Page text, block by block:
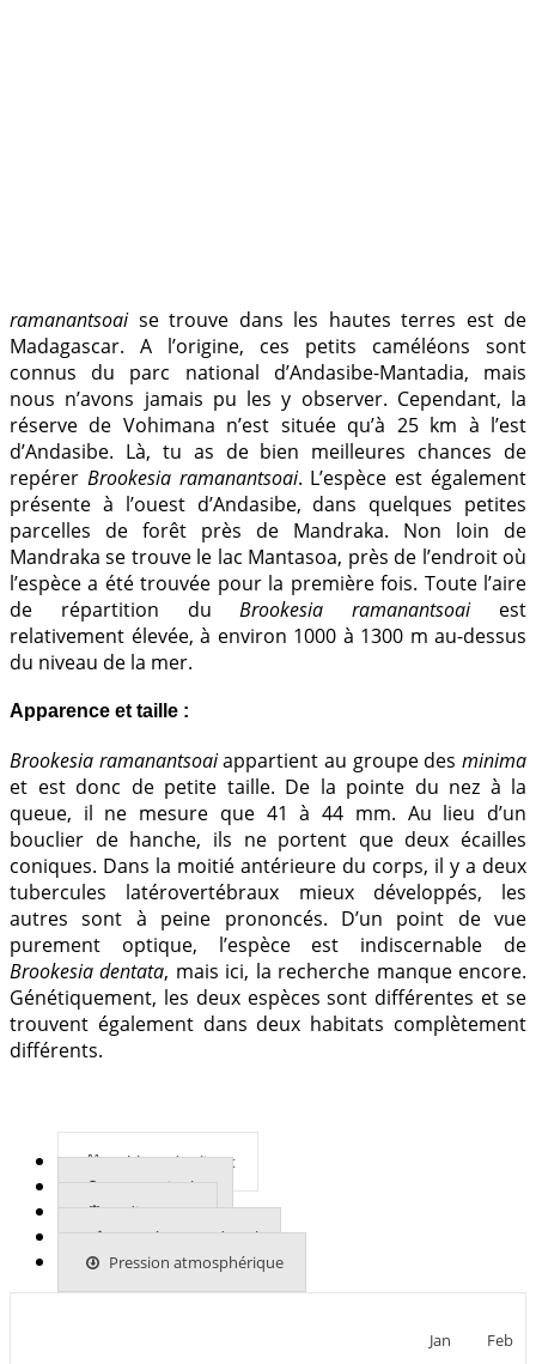
ramanantsoaise trouve dans les hautes terres est de
Madagascar. A l’origine, ces petits caméléons sont
connus du parc national d’Andasibe-Mantadia, mais
nous n’avons jamais pu les y observer. Cependant, la
réserve de Vohimana n’est située qu’à 25 km à l’est
d’Andasibe. Là, tu as de bien meilleures chances de
repérer Brookesia ramanantsoai. L’espèce est également
présente à l’ouest d’Andasibe, dans quelques petites
parcelles de forêt près de Mandraka. Non loin de
Mandraka se trouve le lac Mantasoa, près de l’endroit où
l’espèce a été trouvée pour la première fois. Toute l’aire
de répartition duBrookesia ramanantsoaiest
relativement élevée, à environ 1000 à 1300 m au-dessus
du niveau de la mer.
Apparence et taille :
Brookesia ramanantsoaiappartient au groupe desminima
et est donc de petite taille. De la pointe du nez à la
queue, il ne mesure que 41 à 44 mm. Au lieu d’un
bouclier de hanche, ils ne portent que deux écailles
coniques. Dans la moitié antérieure du corps, il y a deux
tubercules latérovertébraux mieux développés, les
autres sont à peine prononcés. D’un point de vue
purement optique, l’espèce est indiscernable de
Brookesia dentata, mais ici, la recherche manque encore.
Génétiquement, les deux espèces sont différentes et se
trouvent également dans deux habitats complètement
différents.
Tableau du climat
En savoir plus
Indices UVB
Températures du sol
Pression atmosphérique
Jan
Feb